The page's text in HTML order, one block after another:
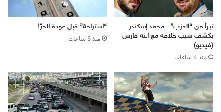
تبرأ من “الحزب”.. محمد إسكندر
يكشف سبب خلافه مع ابنه فارس
(فيديو)
منذ 4 ساعات
“استراحة” قبل عودة الحرّ!
منذ 5 ساعات